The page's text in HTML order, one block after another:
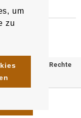
um
zu
4030500029764
e.K. Alle Rechte